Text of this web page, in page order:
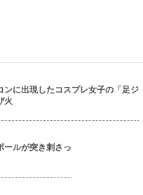
ンに出現したコスプレ女子の「足ジ
火
ールが突き刺さっ